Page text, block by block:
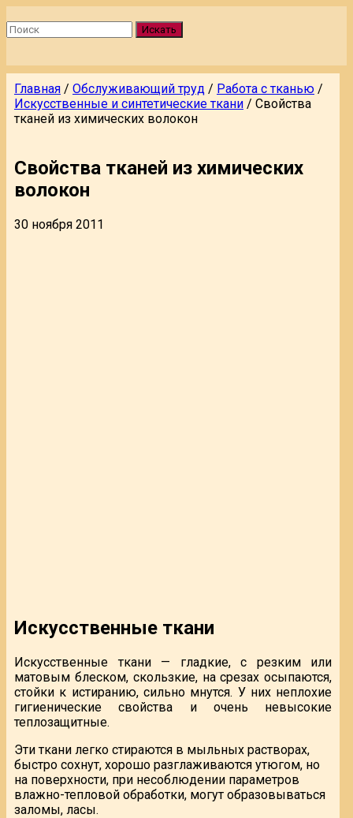
Искать
Главная / Обслуживающий труд / Работа с тканью /
Искусственные и синтетические ткани / Свойства
тканей из химических волокон
Свойства тканей из химических
волокон
30 ноября 2011
Искусственные ткани
Искусственные ткани — гладкие, с резким или
матовым блеском, скользкие, на срезах осыпаются,
стойки к истиранию, сильно мнутся. У них неплохие
гигиенические свойства и очень невысокие
теплозащитные.
Эти ткани легко стираются в мыльных растворах,
быстро сохнут, хорошо разглаживаются утюгом, но
на поверхности, при несоблюдении параметров
влажно-тепловой обработки, могут образовываться
заломы, ласы.